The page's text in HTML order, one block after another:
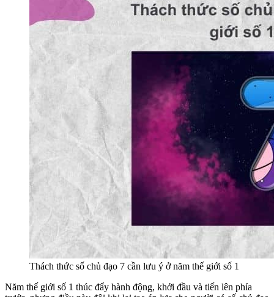
Thách thức số chủ đạo 7 cần lưu ý ở năm thế giới số 1
Năm thế giới số 1 thúc đẩy hành động, khởi đầu và tiến lên phía